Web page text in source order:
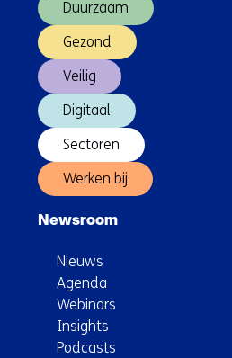
Duurzaam
Gezond
Veilig
Digitaal
Sectoren
Werken bij
Newsroom
Nieuws
Agenda
Webinars
Insights
Podcasts